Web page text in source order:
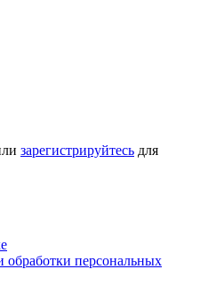
зарегистрируйтесь для
персональных